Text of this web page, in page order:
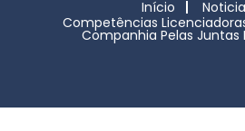
Início
Competências
Companhia Pelas Juntas